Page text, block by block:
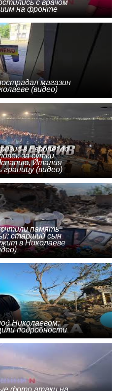
с врачом
на фронте
магазин
(видео)
в Европе: до
за сутки
Италия
(видео)
память
старший сын
в Николаеве
Николаевом:
подробности
фото атаки на